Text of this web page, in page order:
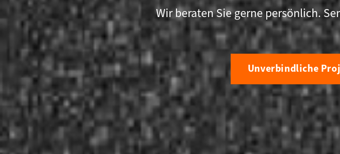
Wir beraten Sie gerne persönlich.
Unverbindliche